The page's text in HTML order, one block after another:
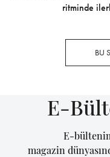
ritminde
BU
E-
E-
magazin